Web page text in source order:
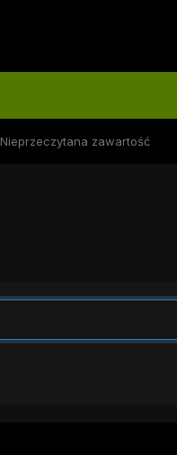
Nieprzeczytana zawartość